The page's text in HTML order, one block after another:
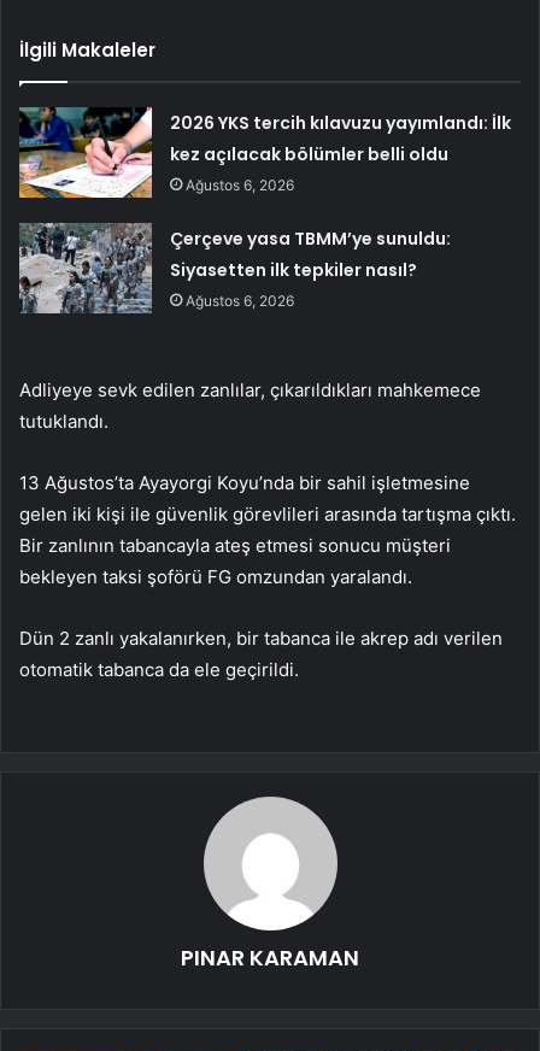
İlgili Makaleler
2026 YKS tercih kılavuzu yayımlandı: İlk
kez açılacak bölümler belli oldu
Ağustos 6, 2026
Çerçeve yasa TBMM’ye sunuldu:
Siyasetten ilk tepkiler nasıl?
Ağustos 6, 2026
Adliyeye sevk edilen zanlılar, çıkarıldıkları mahkemece
tutuklandı.
13 Ağustos’ta Ayayorgi Koyu’nda bir sahil işletmesine
gelen iki kişi ile güvenlik görevlileri arasında tartışma çıktı.
Bir zanlının tabancayla ateş etmesi sonucu müşteri
bekleyen taksi şoförü FG omzundan yaralandı.
Dün 2 zanlı yakalanırken, bir tabanca ile akrep adı verilen
otomatik tabanca da ele geçirildi.
PINAR KARAMAN